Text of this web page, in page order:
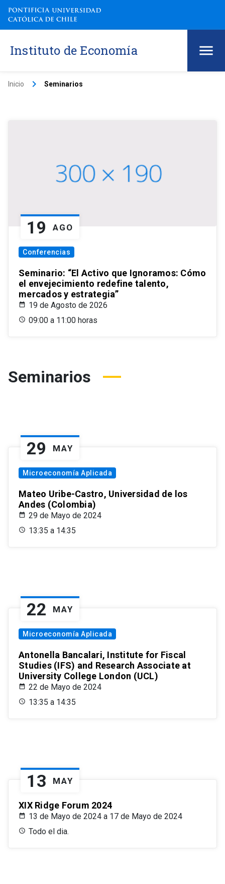
Instituto de Economía
Inicio keyboard_arrow_right Seminarios
19 AGO
Conferencias
Seminario: “El Activo que Ignoramos: Cómo
el envejecimiento redefine talento,
mercados y estrategia”
19 de Agosto de 2026
09:00 a 11:00 horas
Seminarios
29 MAY
Microeconomía Aplicada
Mateo Uribe-Castro, Universidad de los
Andes (Colombia)
29 de Mayo de 2024
13:35 a 14:35
22 MAY
Microeconomía Aplicada
Antonella Bancalari, Institute for Fiscal
Studies (IFS) and Research Associate at
University College London (UCL)
22 de Mayo de 2024
13:35 a 14:35
13 MAY
XIX Ridge Forum 2024
13 de Mayo de 2024 a 17 de Mayo de 2024
Todo el dia.